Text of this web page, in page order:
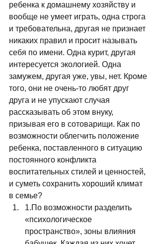
ребенка к домашнему хозяйству и
вообще не умеет играть, одна строга
и требовательна, другая не признает
никаких правил и просит называть
себя по имени. Одна курит, другая
интересуется экологией. Одна
замужем, другая уже, увы, нет. Кроме
того, они не очень-то любят друг
друга и не упускают случая
рассказывать об этом внуку,
призывая его в сотоварищи. Как по
возможности облегчить положение
ребенка, поставленного в ситуацию
постоянного конфликта
воспитательных стилей и ценностей,
и суметь сохранить хороший климат
в семье?
1.По возможности разделить
«психологическое
пространство», зоны влияния